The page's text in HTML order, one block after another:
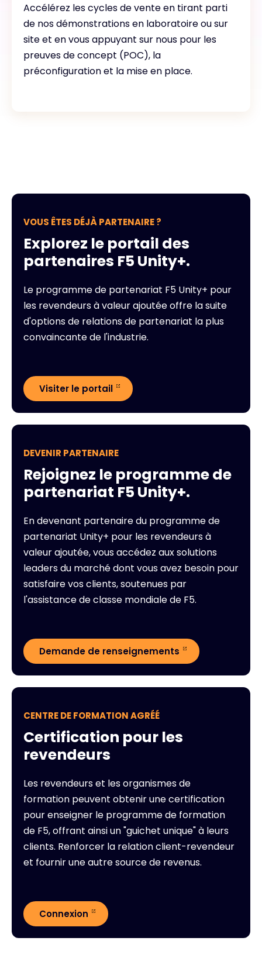
Accélérez les cycles de vente en tirant parti
de nos démonstrations en laboratoire ou sur
site et en vous appuyant sur nous pour les
preuves de concept (POC), la
préconfiguration et la mise en place.
VOUS ÊTES DÉJÀ PARTENAIRE ?
Explorez le portail des
partenaires F5 Unity+.
Le programme de partenariat F5 Unity+ pour
les revendeurs à valeur ajoutée offre la suite
d'options de relations de partenariat la plus
convaincante de l'industrie.
Visiter le portail
DEVENIR PARTENAIRE
Rejoignez le programme de
partenariat F5 Unity+.
En devenant partenaire du programme de
partenariat Unity+ pour les revendeurs à
valeur ajoutée, vous accédez aux solutions
leaders du marché dont vous avez besoin pour
satisfaire vos clients, soutenues par
l'assistance de classe mondiale de F5.
Demande de renseignements
CENTRE DE FORMATION AGRÉÉ
Certification pour les
revendeurs
Les revendeurs et les organismes de
formation peuvent obtenir une certification
pour enseigner le programme de formation
de F5, offrant ainsi un "guichet unique" à leurs
clients. Renforcer la relation client-revendeur
et fournir une autre source de revenus.
Connexion